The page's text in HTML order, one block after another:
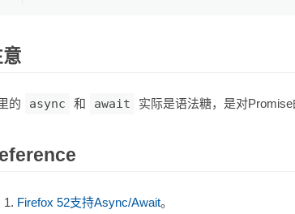
的 async 和 await 实际是语法糖，是对Promise
Firefox 52支持Async/Await。